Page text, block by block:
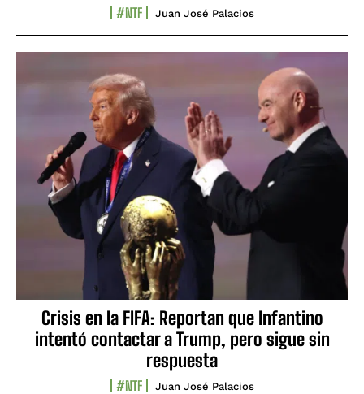
#NTF Juan José Palacios
Crisis en la FIFA: Reportan que Infantino
intentó contactar a Trump, pero sigue sin
respuesta
#NTF Juan José Palacios